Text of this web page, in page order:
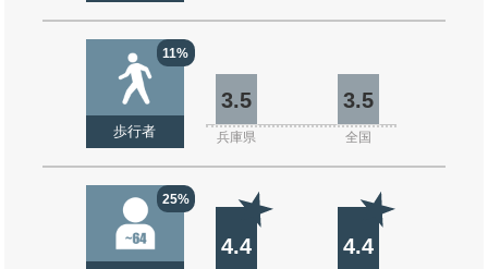
11%
歩行者
3.5 3.5
兵庫県 全国
25%
4.4 4.4